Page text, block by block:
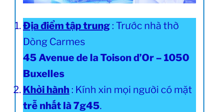
Địa điểm tập trung : Trước nhà thờ
Dòng Carmes
45 Avenue de la Toison d’Or – 1050
Buxelles
Khởi hành : Kính xin mọi người có mặt
trễ nhất là 7g45.